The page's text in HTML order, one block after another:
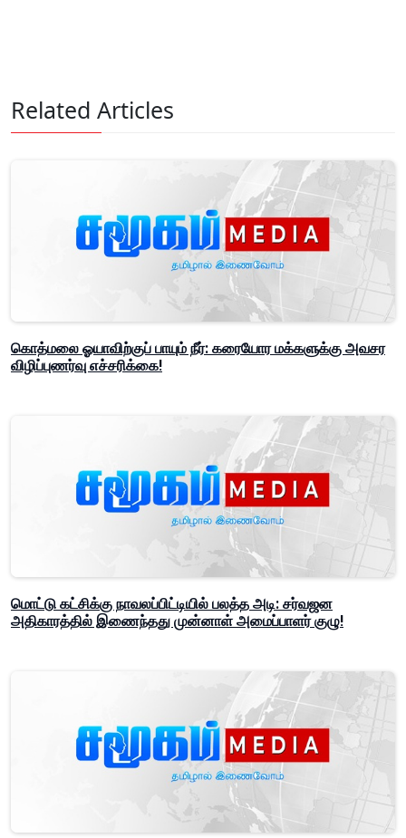
Related Articles
கொத்மலை ஓயாவிற்குப் பாயும் நீர்: கரையோர மக்களுக்கு அவசர
விழிப்புணர்வு எச்சரிக்கை!
மொட்டு கட்சிக்கு நாவலப்பிட்டியில் பலத்த அடி: சர்வஜன
அதிகாரத்தில் இணைந்தது முன்னாள் அமைப்பாளர் குழு!